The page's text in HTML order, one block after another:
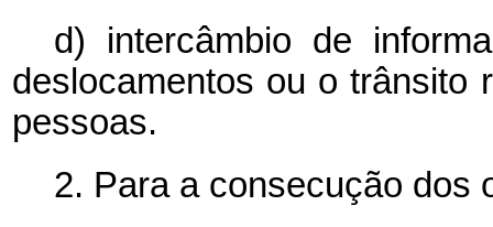
d) intercâmbio de
deslocamentos ou o trânsito
pessoas.
2. Para a consecução dos